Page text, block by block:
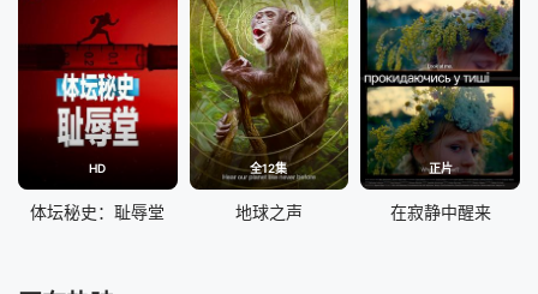
HD
体坛秘史：耻辱堂
全12集
地球之声
正片
在寂静中醒来